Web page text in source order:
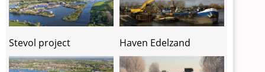
Stevol project Haven Edelzand